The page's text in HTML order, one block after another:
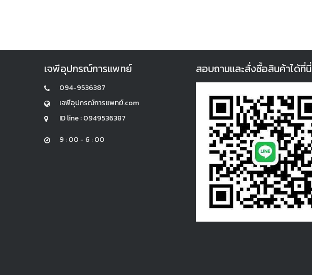
เจพีอุปกรณ์การแพทย์
094-9536387
เจพีอุปกรณ์การแพทย์.com
ID line : 0949536387
9 : 00 - 6 : 00
สอบถามและสั่งซื้อสินค้าได้ที่นี่